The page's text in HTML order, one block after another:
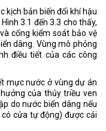
kịch bản biến đổi khí hậu
3.1 đến 3.3 cho thấy,
cống kiểm soát bảo vệ
dâng. Vùng mô phỏng
điều tiết của các công
mực nước ở vùng dự án
của thủy triều ven
do nước biển dâng nếu
cửa tự động) được cải